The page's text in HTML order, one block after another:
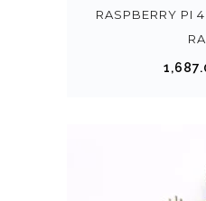
RASPBERRY PI